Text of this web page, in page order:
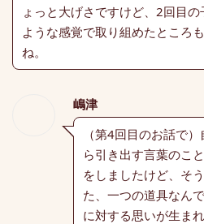
ょっと大げさですけど、2回目
ような感覚で取り組めたところ
ね。
嶋津
（第4回目のお話で）
ら引き出す言葉のこ
をしましたけど、そ
た、一つの道具なん
に対する思いが生ま